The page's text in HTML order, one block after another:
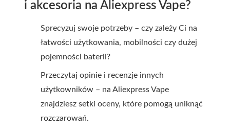
i akcesoria na Aliexpress Vape?
Sprecyzuj swoje potrzeby – czy zależy Ci na
łatwości użytkowania, mobilności czy dużej
pojemności baterii?
Przeczytaj opinie i recenzje innych
użytkowników – na Aliexpress Vape
znajdziesz setki oceny, które pomogą uniknąć
rozczarowań.